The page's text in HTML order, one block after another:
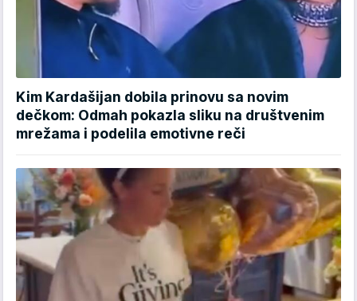
Kim Kardašijan dobila prinovu sa novim
dečkom: Odmah pokazla sliku na društvenim
mrežama i podelila emotivne reči